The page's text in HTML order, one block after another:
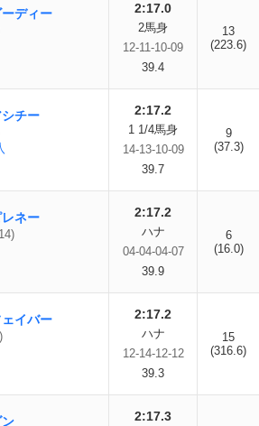
ディー 2:17.0
2馬身
12-11-10-09
39.4
13
(223.6)
チー 2:17.2
1 1/4馬身
14-13-10-09
39.7
9
(37.3)
ネー 2:17.2
ハナ
04-04-04-07
39.9
6
(16.0)
イバー 2:17.2
ハナ
12-14-12-12
39.3
15
(316.6)
2:17.3